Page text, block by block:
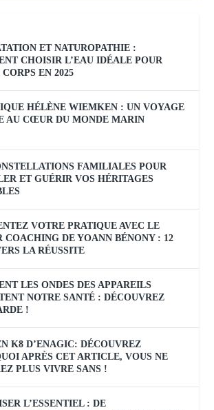
ET NATUROPATHIE :
CHOISIR L’EAU IDÉALE POUR
EN 2025
HÉLÈNE WIEMKEN : UN VOYAGE
AU CŒUR DU MONDE MARIN
FAMILIALES POUR
ET GUÉRIR VOS HÉRITAGES
VOTRE PRATIQUE AVEC LE
COACHING DE YOANN BÉNONY : 12
LA RÉUSSITE
LES ONDES DES APPAREILS
NOTRE SANTÉ : DÉCOUVREZ
!
K8 D’ENAGIC: DÉCOUVREZ
APRÈS CET ARTICLE, VOUS NE
PLUS VIVRE SANS !
L’ESSENTIEL : DE